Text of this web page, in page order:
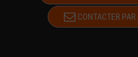
CONTACTER